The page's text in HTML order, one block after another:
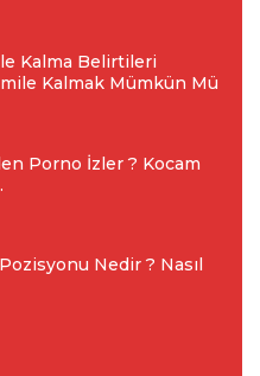
Kalma Belirtileri
Kalmak Mümkün Mü
Porno İzler ? Kocam
Nedir ? Nasıl